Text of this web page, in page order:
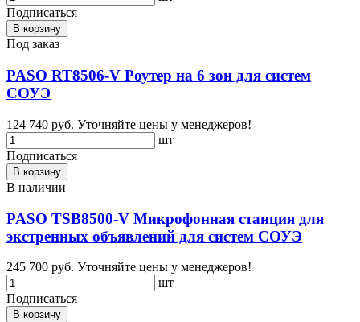
Подписаться
В корзину
Под заказ
PASO RT8506-V Роутер на 6 зон для систем
СОУЭ
124 740 руб. Уточняйте цены у менеджеров!
шт
Подписаться
В корзину
В наличии
PASO TSB8500-V Микрофонная станция для
экстренных объявлений для систем СОУЭ
245 700 руб. Уточняйте цены у менеджеров!
шт
Подписаться
В корзину